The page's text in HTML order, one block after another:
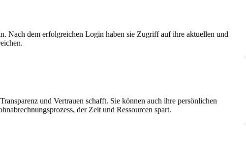
Nach dem erfolgreichen Login haben sie Zugriff auf ihre aktuellen und
und Vertrauen schafft. Sie können auch ihre persönlichen
der Zeit und Ressourcen spart.